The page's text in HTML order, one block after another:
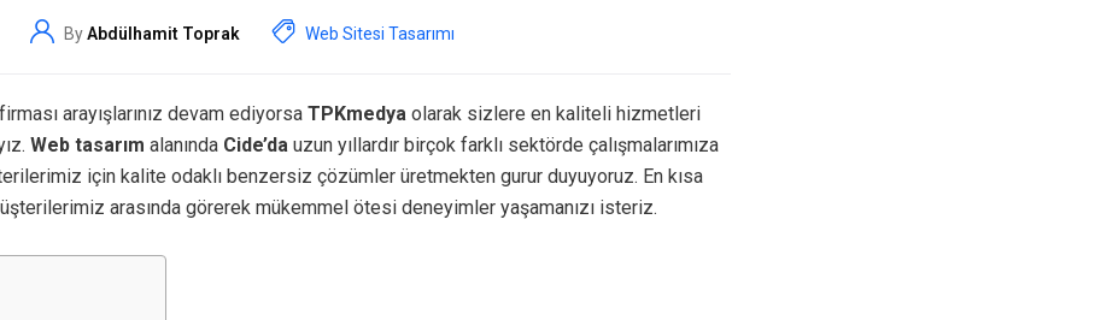
ByAbdülhamit Toprak Web Sitesi Tasarımı
firması arayışlarınız devam ediyorsa TPKmedya olarak sizlere en kaliteli hizmetleri
Web tasarım alanında Cide’da uzun yıllardır birçok farklı sektörde çalışmalarımıza
için kalite odaklı benzersiz çözümler üretmekten gurur duyuyoruz. En kısa
arasında görerek mükemmel ötesi deneyimler yaşamanızı isteriz.